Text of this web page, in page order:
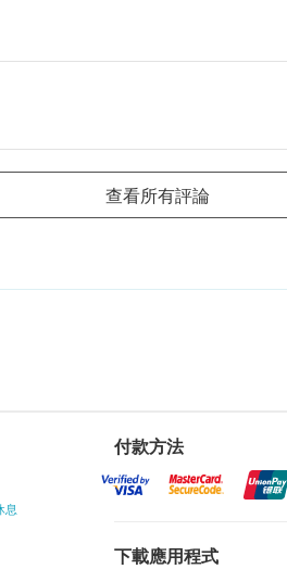
查看所有評論
息
付款方法
下載應用程式